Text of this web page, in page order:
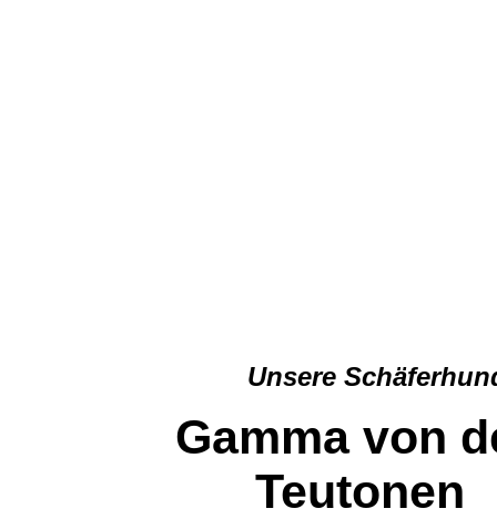
Unsere
Gamma von
Teutonen